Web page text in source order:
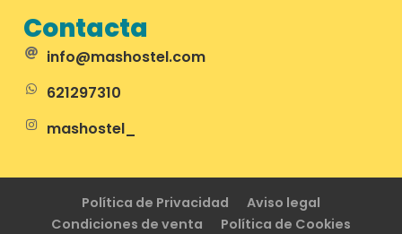
Contacta
info@mashostel.com
621297310
mashostel_
Política de Privacidad
Aviso legal
Condiciones de venta
Política de Cookies